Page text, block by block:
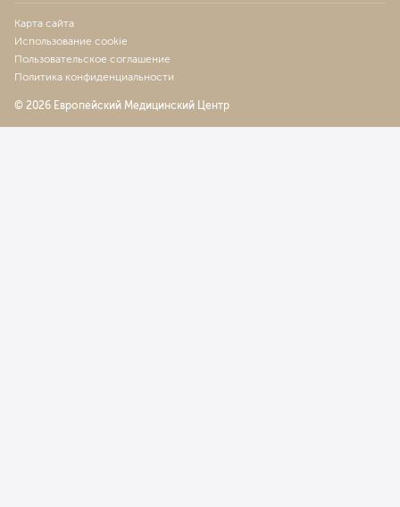
Карта сайта
Использование cookie
Пользовательское соглашение
Политика конфиденциальности
© 2026 Европейский Медицинский Центр